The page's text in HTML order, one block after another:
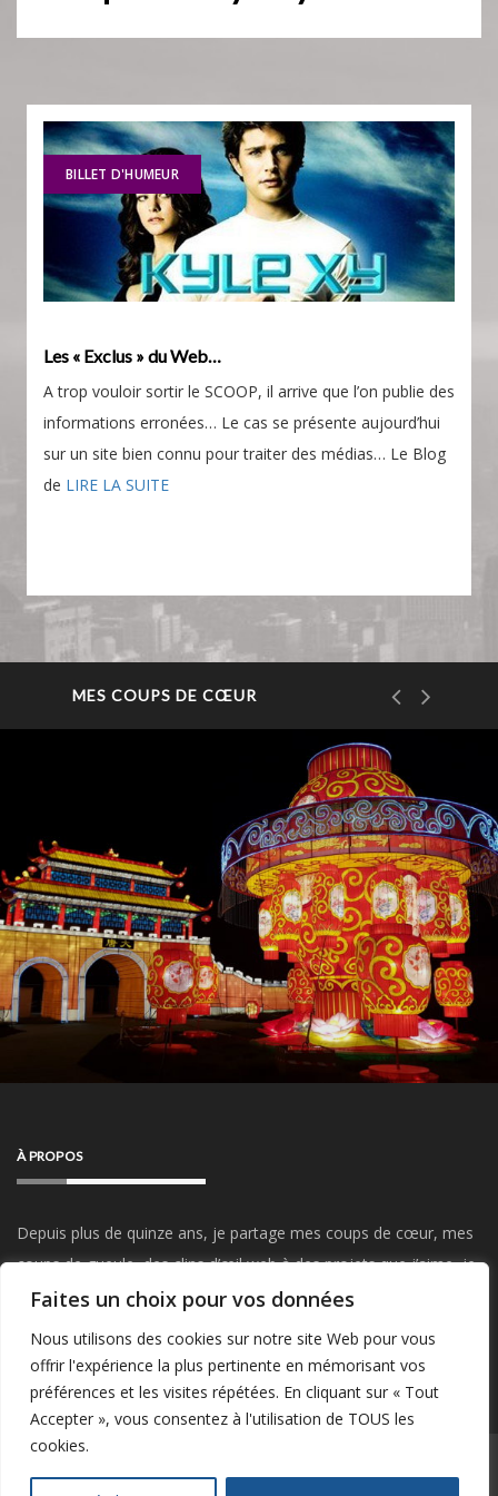
Faites un choix pour vos données
Nous utilisons des cookies sur notre site Web pour vous
offrir l'expérience la plus pertinente en mémorisant vos
préférences et les visites répétées. En cliquant sur « Tout
Accepter », vous consentez à l'utilisation de TOUS les
cookies.
BILLET D'HUMEUR
Les « Exclus » du Web…
A trop vouloir sortir le SCOOP, il arrive que l’on publie des
informations erronées… Le cas se présente aujourd’hui
sur un site bien connu pour traiter des médias… Le Blog
de LIRE LA SUITE
MES COUPS DE CŒUR
À PROPOS
Depuis plus de quinze ans, je partage mes coups de cœur, mes
coups de gueule, des clins d’œil web à des projets que j’aime, je
parle de mon travail, du Startup Weekend, de mes visites et
POWERED BY WORDPRESS|THEME:GREATMAGBY ATHEMES.